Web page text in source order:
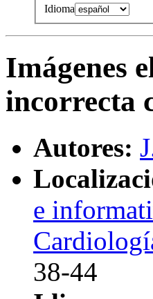
Idioma
Imágenes
incorrecta
Autores:
e
38-44